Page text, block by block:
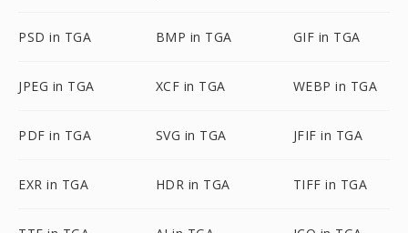
PSD in TGA BMP in TGA GIF in TGA
JPEG in TGA XCF in TGA WEBP in TGA
PDF in TGA SVG in TGA JFIF in TGA
EXR in TGA HDR in TGA TIFF in TGA